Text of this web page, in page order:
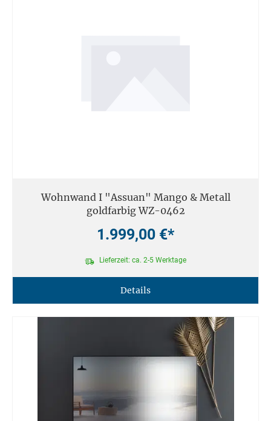
Wohnwand I "Assuan" Mango & Metall
goldfarbig WZ-0462
1.999,00 €*
Lieferzeit: ca. 2-5 Werktage
Details